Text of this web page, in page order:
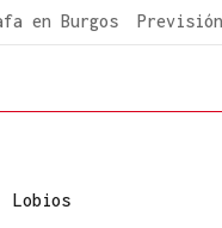
en Burgos
Lobios